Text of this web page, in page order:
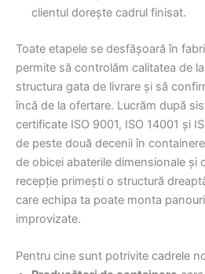
clientul dorește cadrul finisat.
Toate etapele se desfășoară în
permite să controlăm calitatea de
structura gata de livrare și să
încă de la ofertare. Lucrăm după
certificate ISO 9001, ISO 14001 și
de peste două decenii în
de obicei abaterile dimensionale și
recepție primești o structură
care echipa ta poate monta
improvizate.
Pentru cine sunt potrivite cadrele